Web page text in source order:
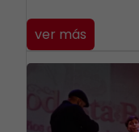
ver más